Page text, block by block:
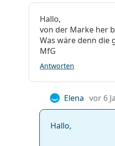
Hallo,
von der Marke her
Was wäre denn die
MfG
Antworten
Elena vor 6
Hallo,